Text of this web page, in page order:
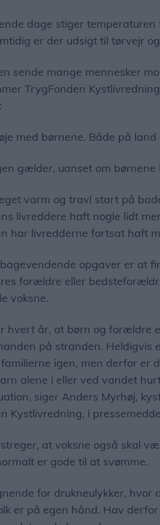
dage stiger
er der udsigt til tørvejr
sende mange mennesker
TrygFonden
med børnene. Både på land
gælder, uanset om børnene
varm og travl start på
livreddere haft nogle lidt
har livredderne fortsat haft
opgaver er at
forældre eller
voksne.
hvert år, at børn og forældre
på stranden. Heldigvis
igen, men derfor er
alene i eller ved vandet
siger Anders Myrhøj,
Kystlivredning, i
at voksne også skal
er gode til at svømme.
for drukneulykker, hvor
er på egen hånd. Hav